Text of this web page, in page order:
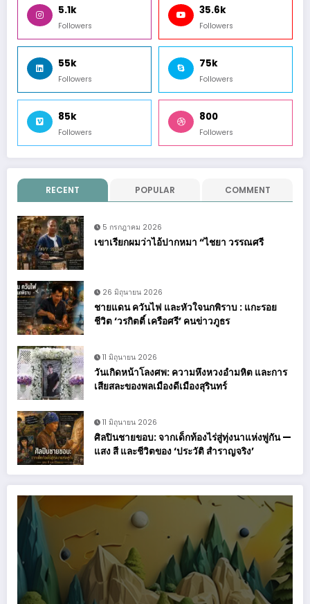
5.1k
Followers
35.6k
Followers
55k
Followers
75k
Followers
85k
Followers
800
Followers
RECENT POPULAR COMMENT
5 กรกฎาคม 2026
เขาเรียกผมว่าไอ้ปากหมา “ไชยา วรรณศรี
26 มิถุนายน 2026
ชายแดน ควันไฟ และหัวใจนกพิราบ : แกะรอย
ชีวิต ‘วรกิตติ์ เครือศรี’ คนข่าวภูธร
11 มิถุนายน 2026
วันเกิดหน้าโลงศพ: ความหึงหวงอำมหิต และการ
เสียสละของพลเมืองดีเมืองสุรินทร์
11 มิถุนายน 2026
ศิลปินชายขอบ: จากเด็กท้องไร่สู่ทุ่งนาแห่งพู่กัน —
แสง สี และชีวิตของ ‘ประวัติ สำราญจริง’